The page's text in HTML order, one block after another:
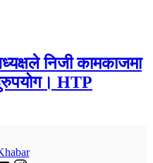
निजी कामकाजमा
HTP